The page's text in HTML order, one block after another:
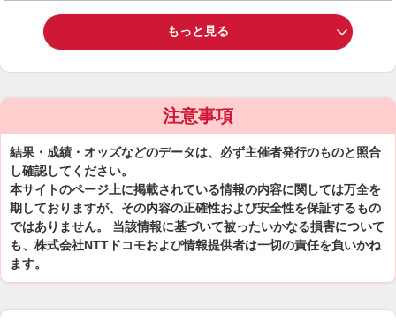
もっと見る
注意事項
結果・成績・オッズなどのデータは、必ず主催者発行のものと照合
し確認してください。
本サイトのページ上に掲載されている情報の内容に関しては万全を
期しておりますが、その内容の正確性および安全性を保証するもの
ではありません。 当該情報に基づいて被ったいかなる損害について
も、株式会社NTTドコモおよび情報提供者は一切の責任を負いかね
ます。